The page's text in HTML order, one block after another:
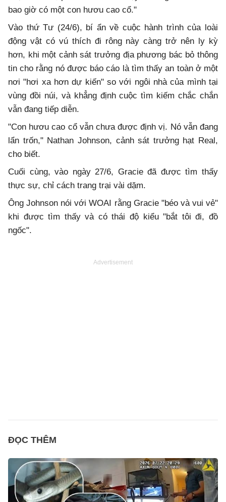
bao giờ có một con hươu cao cổ."
Vào thứ Tư (24/6), bí ẩn về cuộc hành trình của loài
động vật có vú thích đi rông này càng trở nên ly kỳ
hơn, khi một cảnh sát trưởng địa phương bác bỏ thông
tin cho rằng nó được báo cáo là tìm thấy an toàn ở một
nơi "hơi xa hơn dự kiến" so với ngôi nhà của mình tại
vùng đồi núi, và khẳng định cuộc tìm kiếm chắc chắn
vẫn đang tiếp diễn.
"Con hươu cao cổ vẫn chưa được định vị. Nó vẫn đang
lẩn trốn," Nathan Johnson, cảnh sát trưởng hạt Real,
cho biết.
Cuối cùng, vào ngày 27/6, Gracie đã được tìm thấy
thực sự, chỉ cách trang trại vài dặm.
Ông Johnson nói với WOAI rằng Gracie "béo và vui vẻ"
khi được tìm thấy và có thái độ kiểu "bắt tôi đi, đồ
ngốc".
Advertisement
ĐỌC THÊM